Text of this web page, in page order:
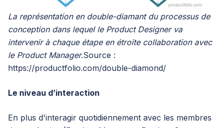
La représentation en double-diamant du processus de
conception dans lequel le Product Designer va
intervenir à chaque étape en étroite collaboration avec
le Product Manager.Source :
https://productfolio.com/double-diamond/
Le niveau d’interaction
En plus d'interagir quotidiennement avec les membres